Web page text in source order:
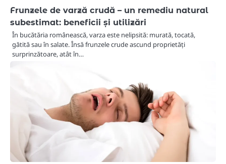
Frunzele de varză crudă – un remediu natural
subestimat: beneficii și utilizări
În bucătăria românească, varza este nelipsită: murată, tocată,
gătită sau în salate. Însă frunzele crude ascund proprietăți
surprinzătoare, atât în…